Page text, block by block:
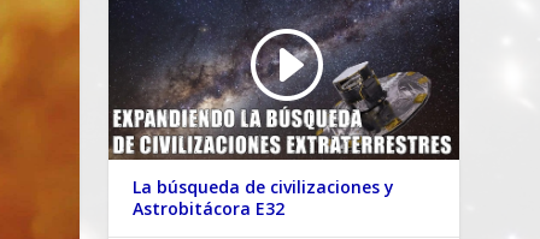
La búsqueda de civilizaciones y
Astrobitácora E32